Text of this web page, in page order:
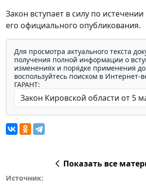
Закон вступает в силу по
его официального опубликования.
Для просмотра актуального текста
получения полной информации о
изменениях и порядке применения
воспользуйтесь поиском в Интернет-
ГАРАНТ:
Показать все
Источник: